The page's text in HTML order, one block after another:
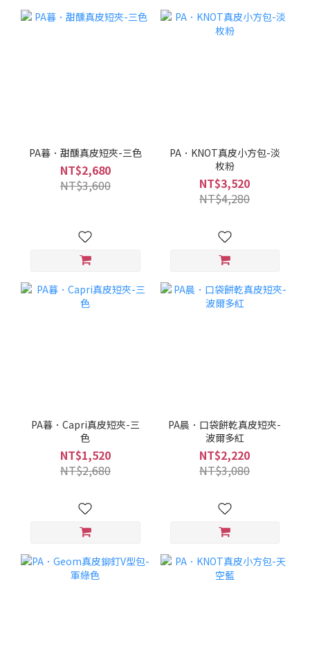
PA暮．甜醺真皮短夾-三色
NT$2,680
NT$3,600
PA．KNOT真皮小方包-淡
枚粉
NT$3,520
NT$4,280
PA暮．Capri真皮短夾-三
色
NT$1,520
NT$2,680
PA晨．口袋餅乾真皮短夾-
波爾多紅
NT$2,220
NT$3,080